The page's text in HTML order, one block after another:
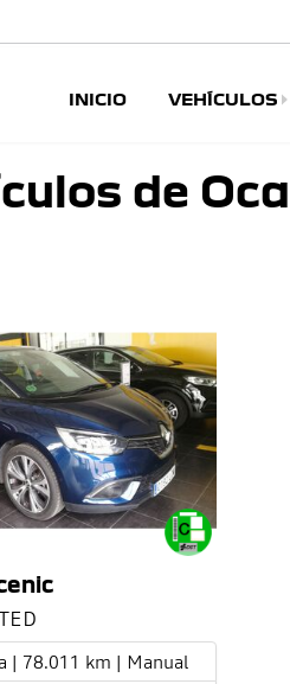
INICIO VEHÍCULOS
de
| 78.011 km | Manual